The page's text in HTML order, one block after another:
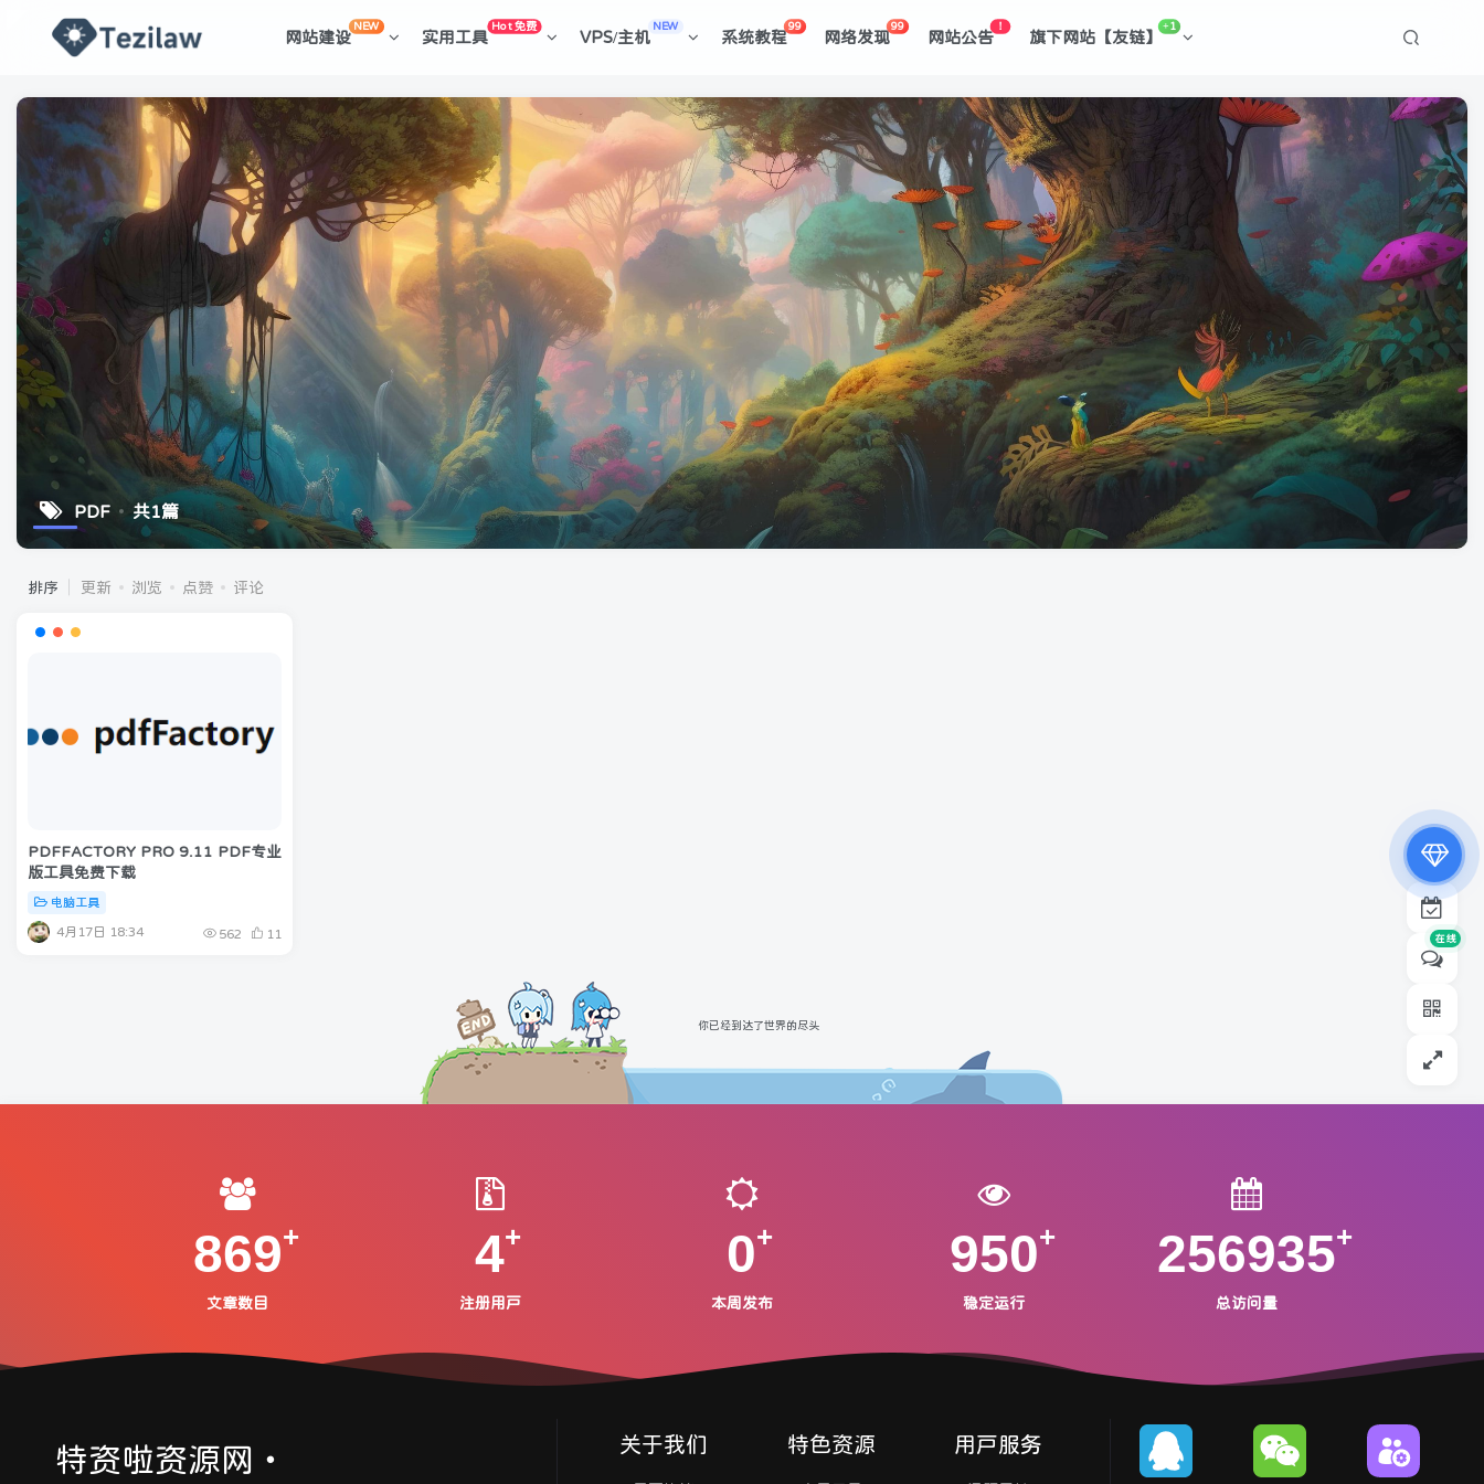
网站建设
NEW
实用工具
Hot 免费
VPS/主机
NEW
系统教程
99
网络发现
99
网站公告
！
旗下网站【友链】
+1
PDF 共1篇
排序 更新 浏览 点赞 评论
PDFFACTORY PRO 9.11 PDF专业
版工具免费下载
电脑工具
4月17日 18:34 562 11
你已经到达了世界的尽头
869
文章数目
4
注册用户
0
本周发布
950
稳定运行
256935
总访问量
特资啦资源网・
关于我们 特色资源 用户服务
在线